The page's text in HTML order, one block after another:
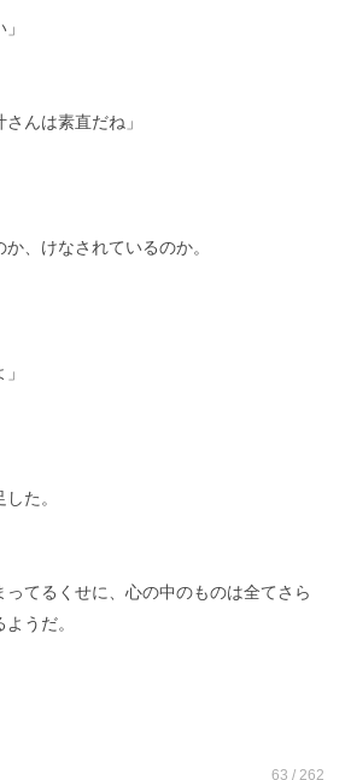
さんは素直だね」
、けなされているのか。
た。
ってるくせに、心の中のものは全てさら
うだ。
63 / 262